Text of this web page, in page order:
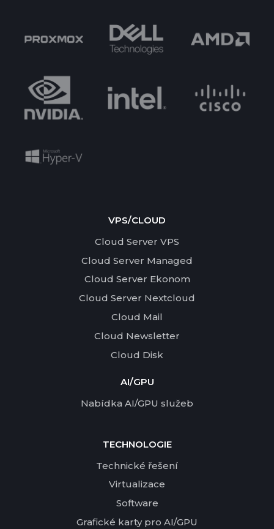
VPS/CLOUD
Cloud Server VPS
Cloud Server Managed
Cloud Server Ekonom
Cloud Server Nextcloud
Cloud Mail
Cloud Newsletter
Cloud Disk
AI/GPU
Nabídka AI/GPU služeb
TECHNOLOGIE
Technické řešení
Virtualizace
Software
Grafické karty pro AI/GPU